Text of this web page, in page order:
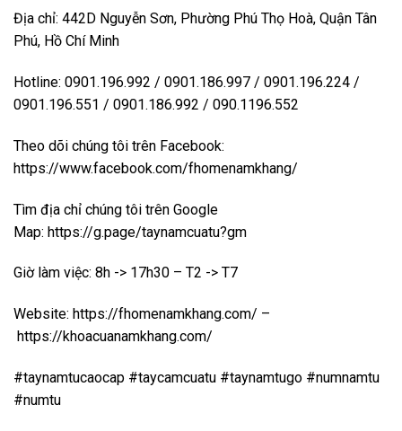
Địa chỉ: 442D Nguyễn Sơn, Phường Phú Thọ Hoà, Quận Tân
Phú, Hồ Chí Minh
Hotline: 0901.196.992 / 0901.186.997 / 0901.196.224 /
0901.196.551 / 0901.186.992 / 090.1196.552
Theo dõi chúng tôi trên Facebook:
https://www.facebook.com/fhomenamkhang/
Tìm địa chỉ chúng tôi trên Google
Map: https://g.page/taynamcuatu?gm
Giờ làm việc: 8h -> 17h30 – T2 -> T7
Website: https://fhomenamkhang.com/ –
https://khoacuanamkhang.com/
#taynamtucaocap #taycamcuatu #taynamtugo #numnamtu
#numtu